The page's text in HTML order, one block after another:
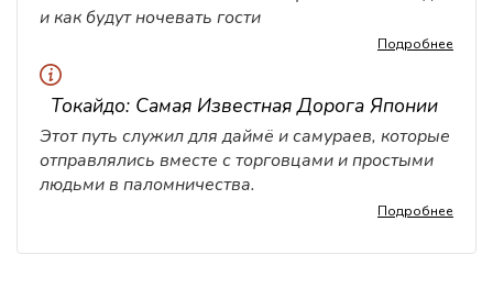
и как будут ночевать гости
Подробнее
Токайдо: Самая Известная Дорога Японии
Этот путь служил для даймё и самураев, которые
отправлялись вместе с торговцами и простыми
людьми в паломничества.
Подробнее